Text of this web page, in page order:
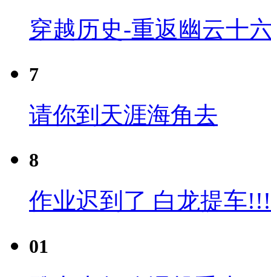
穿越历史-重返幽云十
7
请你到天涯海角去
8
作业迟到了 白龙提车
01